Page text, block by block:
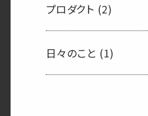
プロダクト (2)
日々のこと (1)